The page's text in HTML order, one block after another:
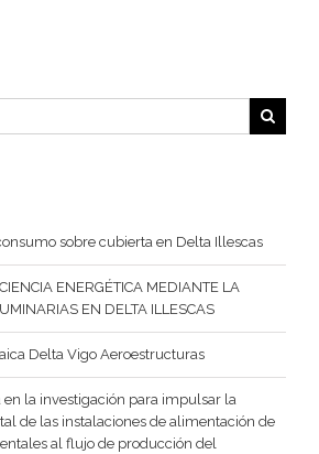
sobre cubierta en Delta Illescas
ENERGÉTICA MEDIANTE LA
EN DELTA ILLESCAS
Delta Vigo Aeroestructuras
en la investigación para impulsar la
de las instalaciones de alimentación de
al flujo de producción del